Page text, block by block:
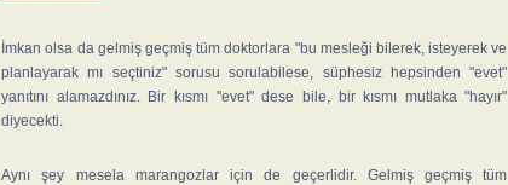
İmkan olsa da gelmiş geçmiş tüm doktorlara "bu mesleği bilerek, isteyerek ve
planlayarak mı seçtiniz" sorusu sorulabilese, süphesiz hepsinden "evet"
yanıtını alamazdınız. Bir kısmı "evet" dese bile, bir kısmı mutlaka "hayır"
diyecekti.
Aynı şey mesela marangozlar için de geçerlidir. Gelmiş geçmiş tüm